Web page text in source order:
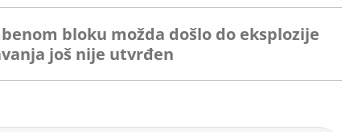
bloku možda došlo do eksplozije
još nije utvrđen